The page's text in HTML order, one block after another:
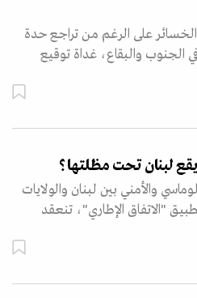
الخسائر على الرغم من تراجع حدة
والبقاع، غداة توقيع
لبنان تحت مظلتها؟
والأمني بين لبنان والولايات
"الاتفاق الإطاري"، تنعقد